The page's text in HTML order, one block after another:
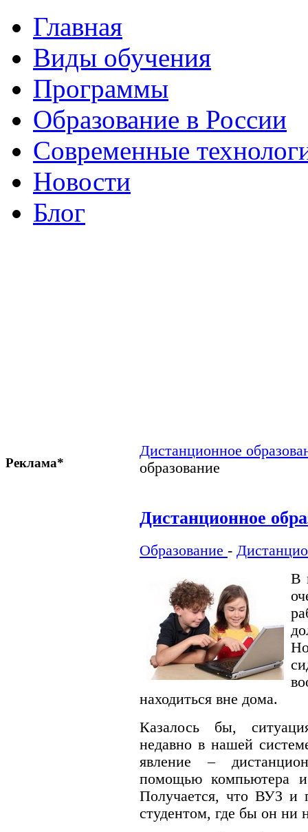
Главная
Виды обучения
Программы
Образование в России
Современные
Новости
Блог
Дистанционное
образование
Дистанционное
Образование -
В
находиться вне дома.
Казалось бы,
недавно в нашей
явление –
помощью компьютера
Получается, что ВУЗ и
студентом, где бы он ни
Реклама*